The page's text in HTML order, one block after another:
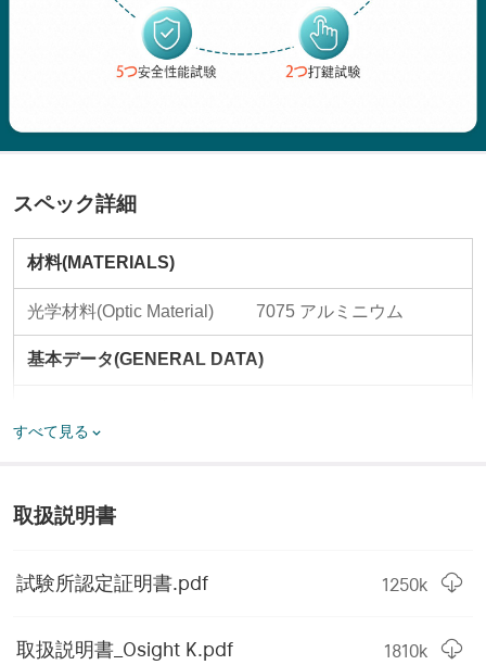
スペック詳細
材料(MATERIALS)
光学材料(Optic Material) 7075 アルミニウム
基本データ(GENERAL DATA)
(Window Size)
倍率(Magnification)
すべて見る
取扱説明書
試験所認定証明書.pdf 1250k
取扱説明書_Osight K.pdf 1810k